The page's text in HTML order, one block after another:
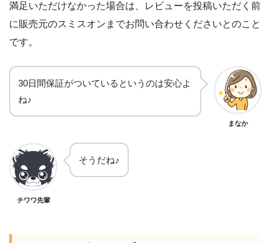
満足いただけなかった場合は、レビューを投稿いただく前
に販売元のスミスオンまでお問い合わせくださいとのこと
です。
30日間保証がついているというのは安心よ
ね♪
まなか
チワワ先輩
そうだね♪